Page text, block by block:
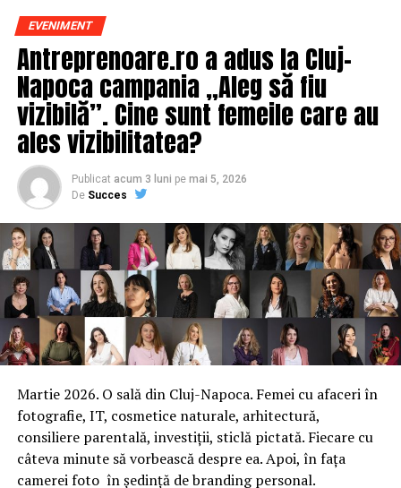
EVENIMENT
Antreprenoare.ro a adus la Cluj-
Napoca campania „Aleg să fiu
vizibilă”. Cine sunt femeile care au
ales vizibilitatea?
Publicat acum 3 luni pe mai 5, 2026
De Succes
Martie 2026. O sală din Cluj-Napoca. Femei cu afaceri în
fotografie, IT, cosmetice naturale, arhitectură,
consiliere parentală, investiții, sticlă pictată. Fiecare cu
câteva minute să vorbească despre ea. Apoi, în fața
camerei foto în ședință de branding personal.